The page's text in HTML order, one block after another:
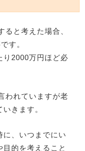
ると考えた場合、
す。
り2000万円ほど必
われていますが老
きます。
に、いつまでにい
目的を考えること